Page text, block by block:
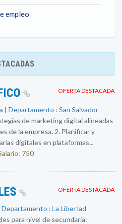
empleo
OFERTA DESTACADA
| Departamento : San Salvador
de marketing digital alineadas
de la empresa. 2. Planificar y
digitales en plataformas...
750
OFERTA DESTACADA
: La Libertad
para nivel de secundaria: